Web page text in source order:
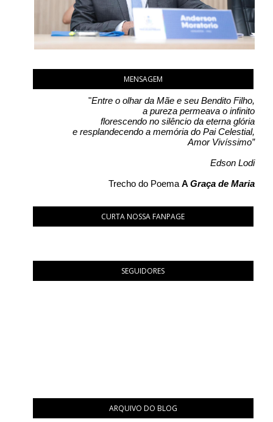
MENSAGEM
"Entre o olhar da Mãe e seu Bendito Filho,
a pureza permeava o infinito
florescendo no silêncio da eterna glória
e resplandecendo a memória do Pai Celestial,
Amor Vivíssimo”
Edson Lodi
Trecho do Poema A Graça de Maria
CURTA NOSSA FANPAGE
SEGUIDORES
ARQUIVO DO BLOG